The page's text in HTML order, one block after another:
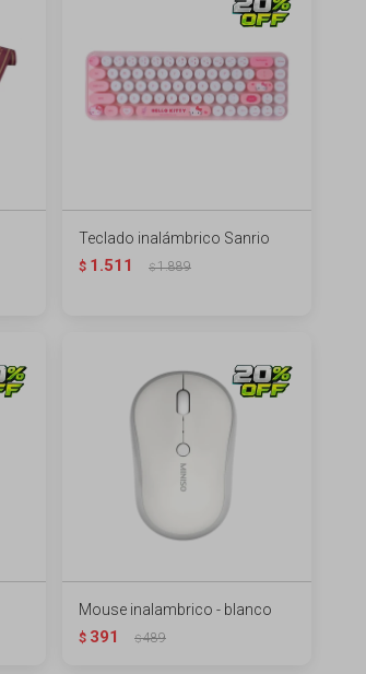
Teclado inalámbrico Sanrio
$ 1.511 $1.889
Mouse inalambrico - blanco
$ 391 $489